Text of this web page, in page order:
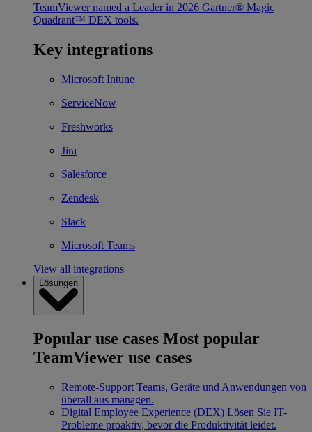
TeamViewer named a Leader in 2026 Gartner® Magic
Quadrant™ DEX tools.
Key integrations
Microsoft Intune
ServiceNow
Freshworks
Jira
Salesforce
Zendesk
Slack
Microsoft Teams
View all integrations
Lösungen
Popular use cases Most popular
TeamViewer use cases
Remote-Support Teams, Geräte und Anwendungen von
überall aus managen.
Digital Employee Experience (DEX) Lösen Sie IT-
Probleme proaktiv, bevor die Produktivität leidet.